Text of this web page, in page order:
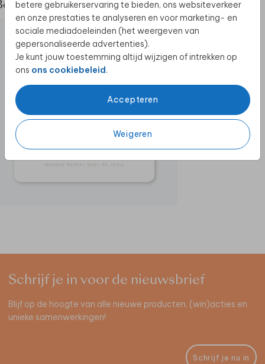
betere gebruikerservaring te bieden, ons websiteverkeer
en onze prestaties te analyseren en voor marketing- en
sociale mediadoeleinden (het weergeven van
gepersonaliseerde advertenties).
Je kunt jouw toestemming altijd wijzigen of intrekken op
ons ons cookiebeleid.
Accepteren
Weigeren
de complete set
Schrijf je in voor de nieuwsbrief
Blijf op de hoogte van alle nieuwe producten, (win)acties en
unieke samenwerkingen!
Schrijf je nu in